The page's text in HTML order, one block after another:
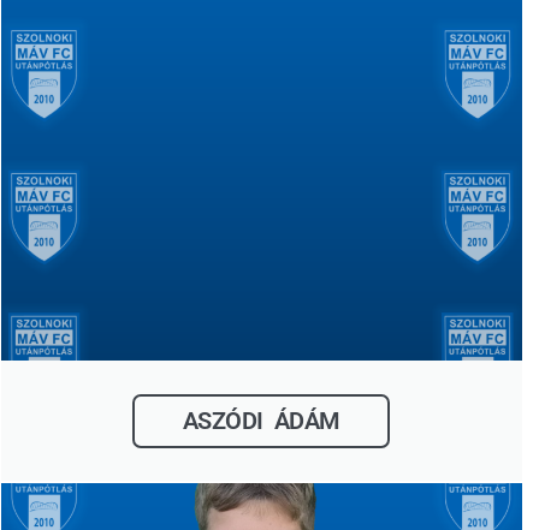
ASZÓDI ÁDÁM